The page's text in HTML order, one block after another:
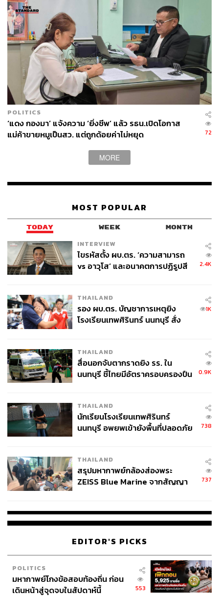
POLITICS
‘แดง กองมา’ แจ้งความ ‘ยิ่งชีพ’ แล้ว รธน.เปิดโอกาส
แม่ค้าขายหมูเป็นสว. แต่ถูกด้อยค่าไม่หยุด
72
MORE
MOST POPULAR
TODAY WEEK MONTH
INTERVIEW
ไขรหัสตั้ง ผบ.ตร. ‘ความสามารถ
vs อาวุโส’ และอนาคตการปฏิรูปสี
2.4K
THAILAND
รอง ผบ.ตร. บัญชาการเหตุยิง
โรงเรียนเทพศิรินทร์ นนทบุรี สั่ง
1K
THAILAND
สื่อนอกจับตากราดยิง รร. ใน
นนทบุรี ชี้ไทยมีอัตราครอบครองปืน
0.9K
THAILAND
นักเรียนโรงเรียนเทพศิรินทร์
นนทบุรี อพยพเข้ายังพื้นที่ปลอดภัย
738
THAILAND
สรุปมหากาพย์กล้องส่องพระ
ZEISS Blue Marine จากสัญญา
จ่ายหนี้-แอบระบุแบรนด์
737
EDITOR'S PICKS
POLITICS
มหากาพย์โกงข้อสอบท้องถิ่น ก่อน
เดินหน้าสู่จุดจบในสัปดาห์นี้
553